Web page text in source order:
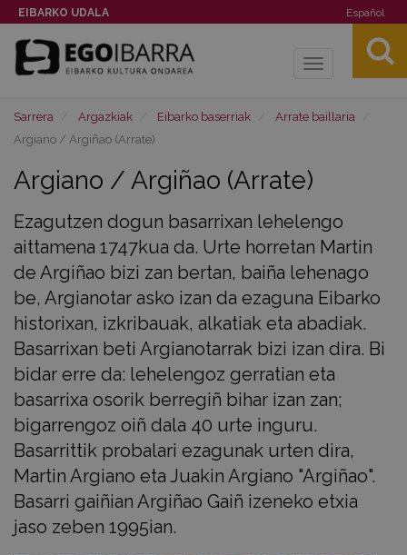
EIBARKO UDALA Español
Toggle
Sarrera Argazkiak Eibarko baserriak
Arrate baillaria
Argiano / Argiñao (Arrate)
Argiano / Argiñao (Arrate)
Ezagutzen dogun basarrixan lehelengo
aittamena 1747kua da. Urte horretan Martin
de Argiñao bizi zan bertan, baiña lehenago
be, Argianotar asko izan da ezaguna Eibarko
historixan, izkribauak, alkatiak eta abadiak.
Basarrixan beti Argianotarrak bizi izan dira. Bi
bidar erre da: lehelengoz gerratian eta
basarrixa osorik berregiñ bihar izan zan;
bigarrengoz oiñ dala 40 urte inguru.
Basarrittik probalari ezagunak urten dira,
Martin Argiano eta Juakin Argiano "Argiñao".
Basarri gaiñian Argiñao Gaiñ izeneko etxia
jaso zeben 1995ian.